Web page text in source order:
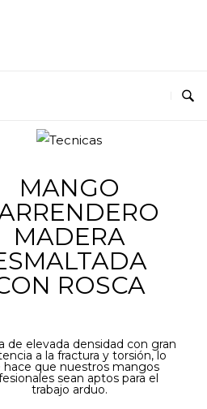
MANGO
MADERA
ROSCA
de elevada densidad con gran
a la fractura y torsión, lo
hace que nuestros mangos
sean aptos para el
trabajo arduo.